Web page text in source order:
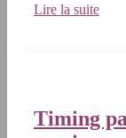
Lire la suite
Timing